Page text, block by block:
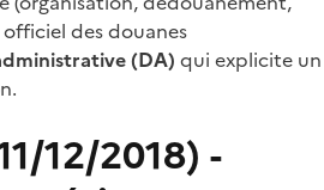
des douanes
(DA) qui explicite un
12/2018) -